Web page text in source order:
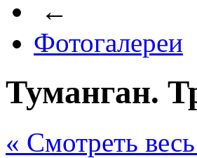
←
Фотогалереи
Туманган.
« Cмотреть